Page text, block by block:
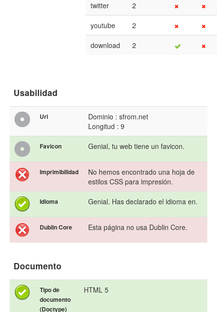
twitter 2
youtube 2
download 2
Usabilidad
Url
Dominio : sfrom.net
Longitud : 9
Favicon Genial, tu web tiene un favicon.
Imprimibilidad
No hemos encontrado una hoja de
estilos CSS para impresión.
Idioma Genial. Has declarado el idioma en.
Dublin Core Esta página no usa Dublin Core.
Documento
Tipo de
documento
(Doctype)
HTML 5